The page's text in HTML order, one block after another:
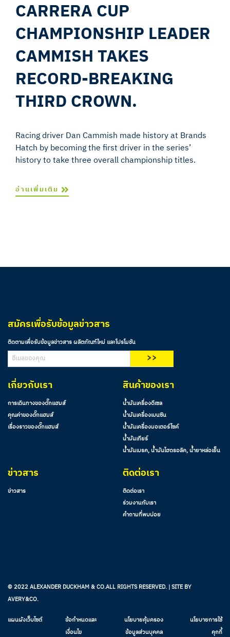
CARRERA CUP
CHAMPIONSHIP LEADER
CAMMISH TAKES
RECORD-BREAKING
THIRD CROWN.
Racing driver Dan Cammish made history at Brands
Hatch by becoming the first driver in the series’
history to take three overall championship titles.
อ่านเพิ่มเติม
สมัครเพื่อรับข้อมูลข่าวสาร
ติดตามเพื่อรับข้อมูลข่าวสาร ผลิตภัณฑ์ใหม่ และโปรโมชัน
>>
เกี่ยวกับเรา
การเดินทางของดั๊กแฮมส์
คุณค่าของดั๊กแฮมส์
เรื่องราวของดั๊กแฮมส์
สินค้าของเรา
น้ำมันเครื่องดีเซล
น้ำมันเครื่องเบนซิน
น้ำมันเครื่องมอเตอร์ไซค์
น้ำมันเกียร์
น้ำมันเบรค, น้ำมันไฮดรอลิค, น้ำยาหล่อเย็น
ข่าวสาร
ข่าวสาร
ติดต่อเรา
ติดต่อเรา
ร่วมงานกับเรา
คำถามที่พบบ่อย
© 2022 ALEXANDER DUCKHAM & CO.ALL RIGHTS RESERVED. | SITE BY
AVERY&CO.
แผนผังเว็บไซต์
ข้อกำหนดและ
เงื่อนไข
นโยบายคุ้มครอง
ข้อมูลส่วนบุคคล
นโยบายการใช้
คุกกี้